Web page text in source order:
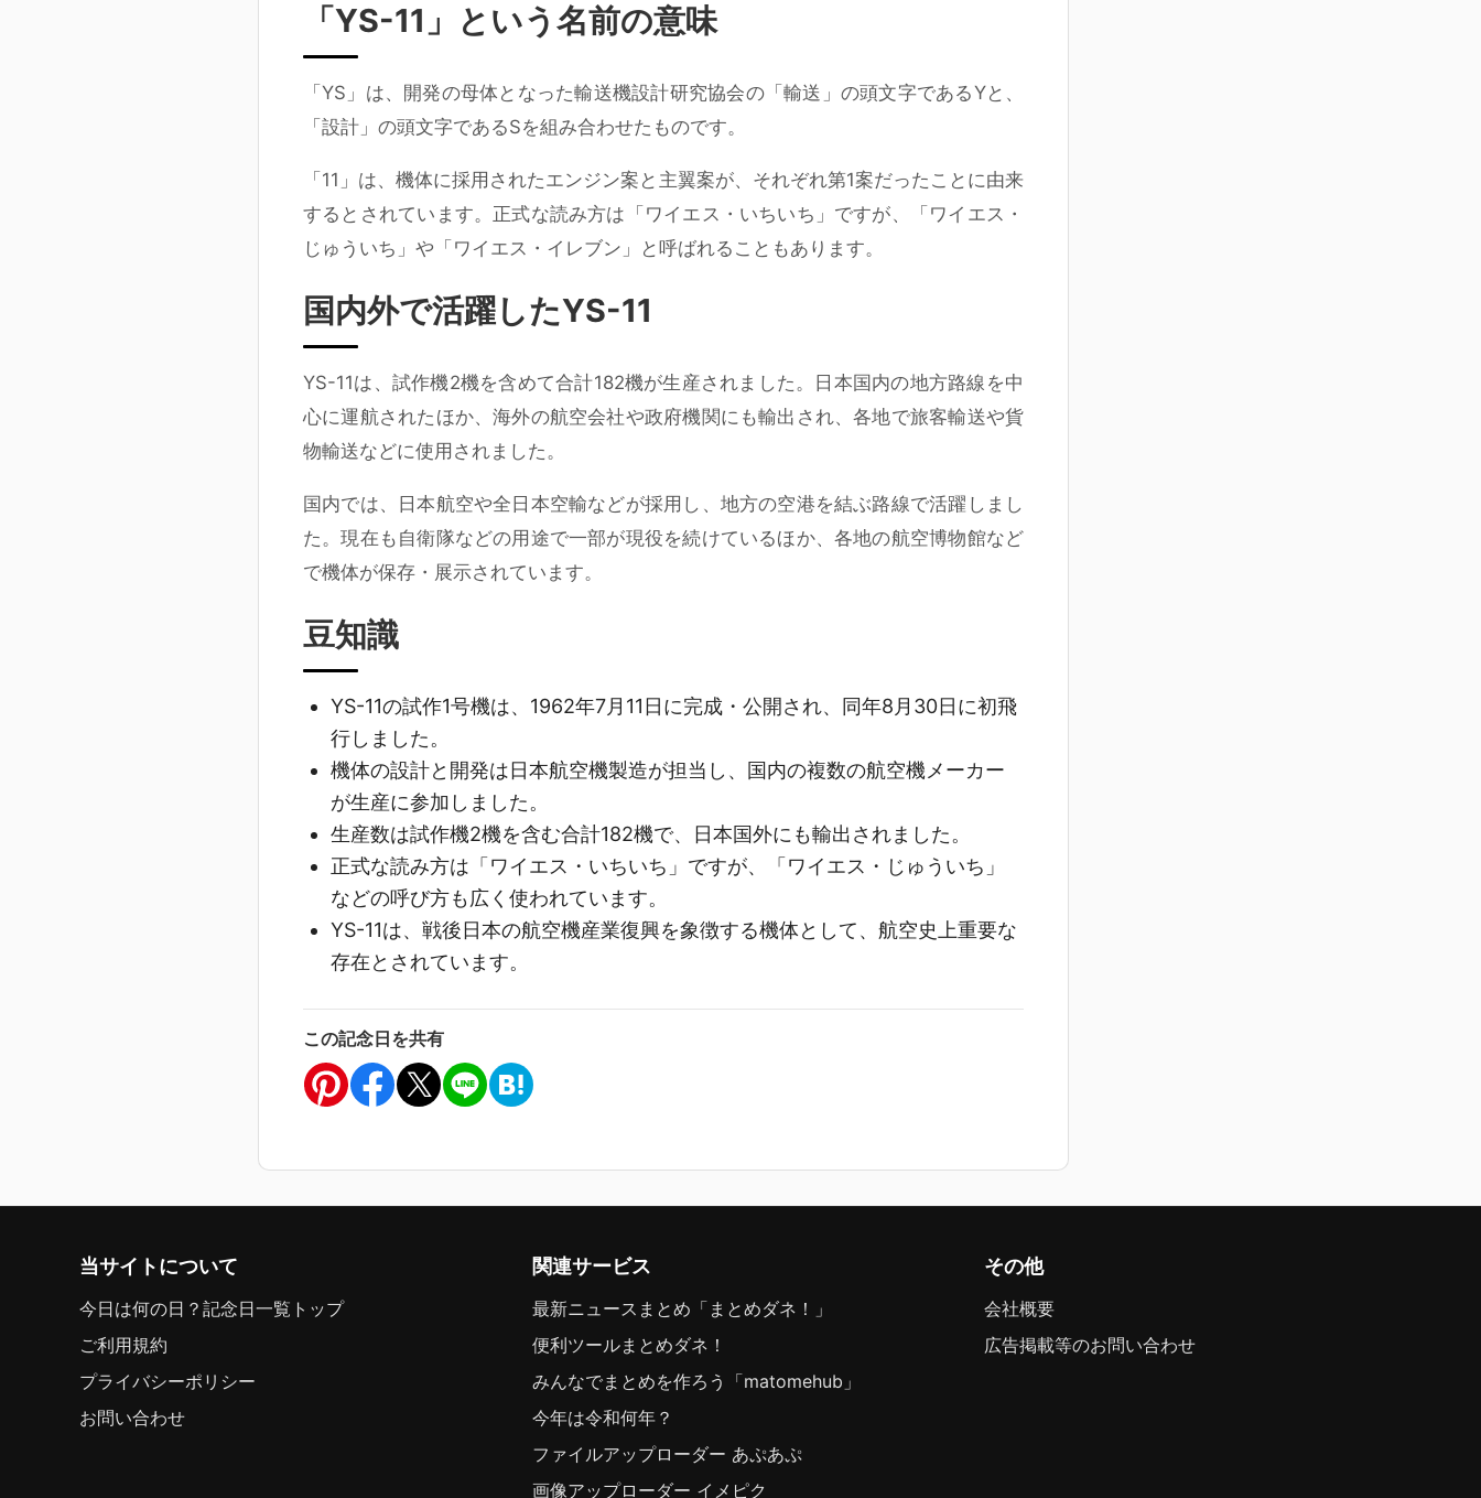
「YS-11」という名前の意味
「YS」は、開発の母体となった輸送機設計研究協会の「輸送」の頭文字であるYと、
「設計」の頭文字であるSを組み合わせたものです。
「11」は、機体に採用されたエンジン案と主翼案が、それぞれ第1案だったことに由来
するとされています。正式な読み方は「ワイエス・いちいち」ですが、「ワイエス・
じゅういち」や「ワイエス・イレブン」と呼ばれることもあります。
国内外で活躍したYS-11
YS-11は、試作機2機を含めて合計182機が生産されました。日本国内の地方路線を中
心に運航されたほか、海外の航空会社や政府機関にも輸出され、各地で旅客輸送や貨
物輸送などに使用されました。
国内では、日本航空や全日本空輸などが採用し、地方の空港を結ぶ路線で活躍しまし
た。現在も自衛隊などの用途で一部が現役を続けているほか、各地の航空博物館など
で機体が保存・展示されています。
豆知識
YS-11の試作1号機は、1962年7月11日に完成・公開され、同年8月30日に初飛
行しました。
機体の設計と開発は日本航空機製造が担当し、国内の複数の航空機メーカー
が生産に参加しました。
生産数は試作機2機を含む合計182機で、日本国外にも輸出されました。
正式な読み方は「ワイエス・いちいち」ですが、「ワイエス・じゅういち」
などの呼び方も広く使われています。
YS-11は、戦後日本の航空機産業復興を象徴する機体として、航空史上重要な
存在とされています。
この記念日を共有
当サイトについて
今日は何の日？記念日一覧トップ
ご利用規約
プライバシーポリシー
お問い合わせ
関連サービス
最新ニュースまとめ「まとめダネ！」
便利ツールまとめダネ！
みんなでまとめを作ろう「matomehub」
今年は令和何年？
ファイルアップローダー あぷあぷ
画像アップローダー イメピク
その他
会社概要
広告掲載等のお問い合わせ